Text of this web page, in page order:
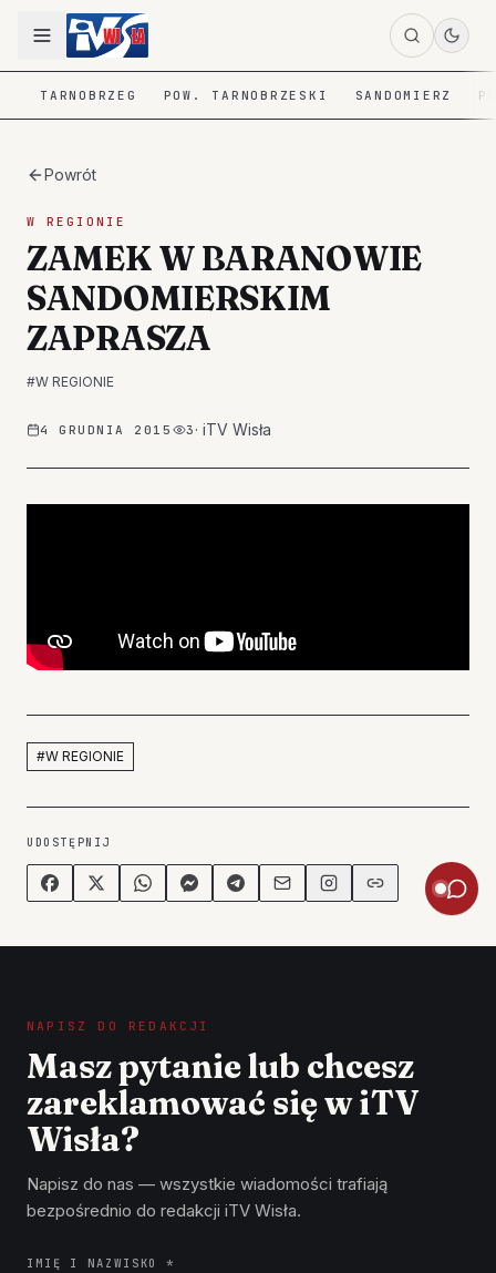
TARNOBRZEG POW. TARNOBRZESKI SANDOMIERZ
Powrót
W REGIONIE
ZAMEK W BARANOWIE
SANDOMIERSKIM
ZAPRASZA
#W REGIONIE
4 GRUDNIA 2015 3 ·iTV Wisła
#W REGIONIE
UDOSTĘPNIJ
NAPISZ DO REDAKCJI
Masz pytanie lub chcesz
zareklamować się w iTV
Wisła?
Napisz do nas — wszystkie wiadomości trafiają
bezpośrednio do redakcji iTV Wisła.
IMIĘ I NAZWISKO *